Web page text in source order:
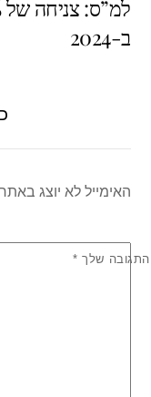
b
o
A
ב-2024
האימייל לא יוצג
התגובה שלך *